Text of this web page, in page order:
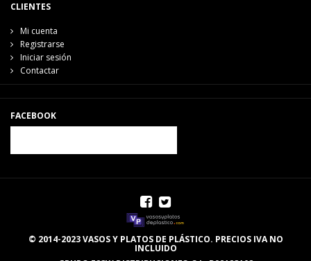
CLIENTES
Mi cuenta
Registrarse
Iniciar sesión
Contactar
FACEBOOK
© 2014-2023 VASOS Y PLATOS DE PLÁSTICO. PRECIOS IVA NO
INCLUIDO